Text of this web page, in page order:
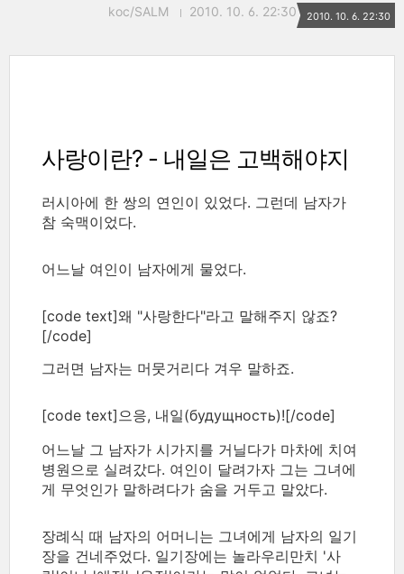
koc/SALM 2010. 10. 6. 22:30 2010. 10. 6. 22:30
사랑이란? - 내일은 고백해야지
러시아에 한 쌍의 연인이 있었다. 그런데 남자가
참 숙맥이었다.
어느날 여인이 남자에게 물었다.
[code text]왜 "사랑한다"라고 말해주지 않죠?
[/code]
그러면 남자는 머뭇거리다 겨우 말하죠.
[code text]으응, 내일(будущность)![/code]
어느날 그 남자가 시가지를 거닐다가 마차에 치여
병원으로 실려갔다. 여인이 달려가자 그는 그녀에
게 무엇인가 말하려다가 숨을 거두고 말았다.
장례식 때 남자의 어머니는 그녀에게 남자의 일기
장을 건네주었다. 일기장에는 놀라우리만치 '사